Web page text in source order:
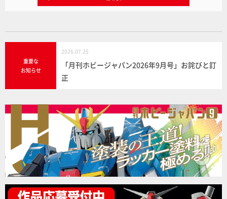
重要な
お知らせ
2026.07.25
「月刊ホビージャパン2026年9月号」お詫びと訂
正